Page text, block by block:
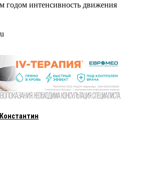
годом интенсивность движения
Константин